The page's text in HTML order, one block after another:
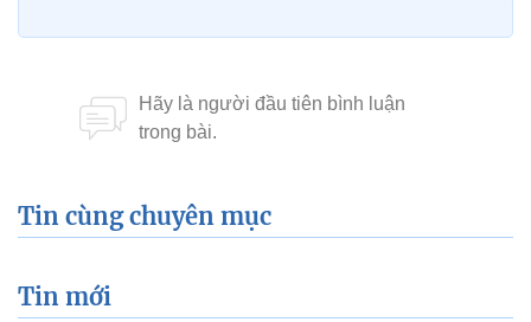
Tin cùng chuyên mục
Tin mới